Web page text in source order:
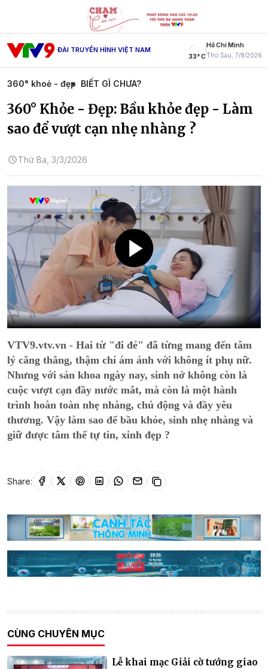
ĐÀI TRUYỀN HÌNH VIỆT NAM
33° C
Hồ Chí Minh
Thứ Sáu, 7/8/2026
360° khoẻ - đẹp BIẾT GÌ CHƯA?
360° Khỏe - Đẹp: Bầu khỏe đẹp - Làm
sao để vượt cạn nhẹ nhàng ?
Thứ Ba, 3/3/2026
VTV9.vtv.vn - Hai từ "đi đẻ" đã từng mang đến tâm
lý căng thẳng, thậm chí ám ảnh với không ít phụ nữ.
Nhưng với sản khoa ngày nay, sinh nở không còn là
cuộc vượt cạn đầy nước mắt, mà còn là một hành
trình hoàn toàn nhẹ nhàng, chủ động và đầy yêu
thương. Vậy làm sao để bầu khỏe, sinh nhẹ nhàng và
giữ được tâm thế tự tin, xinh đẹp ?
Share:
CÙNG CHUYÊN MỤC
Lễ khai mạc Giải cờ tướng giao